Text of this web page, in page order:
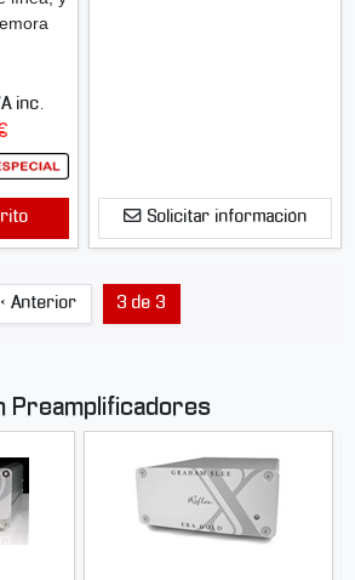
inc.
Solicitar información
‹ Anterior 3 de 3
Preamplificadores